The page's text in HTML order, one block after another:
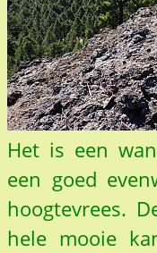
Het is een
een goed
hoogtevrees.
hele mooie